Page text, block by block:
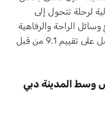
لرحلة تتحول إلى
الراحة والرفاهية
في كل زاوية من أركانه، وقد حصل على تقييم 9.1 من قبل
وسط المدينة دبي